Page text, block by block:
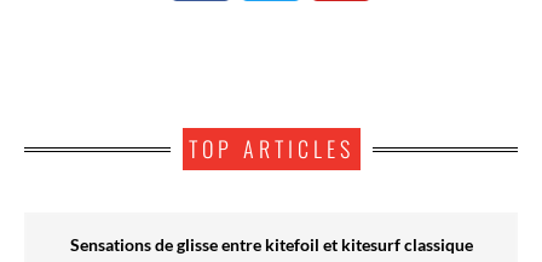
TOP ARTICLES
Sensations de glisse entre kitefoil et kitesurf classique